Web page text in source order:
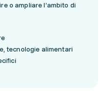
o ampliare l’ambito di
tecnologie alimentari